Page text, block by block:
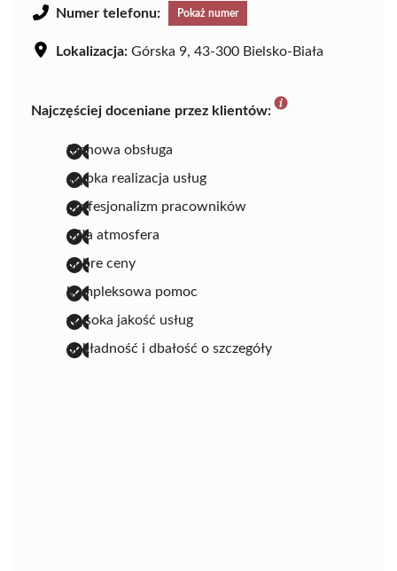
Numer telefonu: Pokaż numer
Lokalizacja: Górska 9, 43-300 Bielsko-Biała
Najczęściej doceniane przez klientów:
fachowa obsługa
szybka realizacja usług
profesjonalizm pracowników
miła atmosfera
dobre ceny
kompleksowa pomoc
wysoka jakość usług
dokładność i dbałość o szczegóły